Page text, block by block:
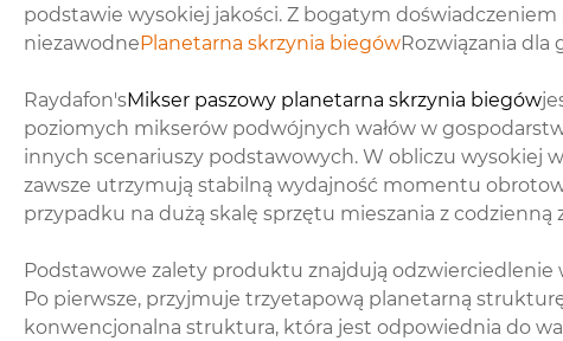
podstawie wysokiej jakości. Z bogatym
niezawodne Planetarna skrzynia biegówRozwiązania
Raydafon'sMikser paszowy planetarna skrzynia biegów
poziomych mikserów podwójnych wałów w
innych scenariuszy podstawowych. W obliczu wysokiej
zawsze utrzymują stabilną wydajność momentu
przypadku na dużą skalę sprzętu mieszania z
Podstawowe zalety produktu znajdują odzwierciedlenie
Po pierwsze, przyjmuje trzyetapową planetarną
konwencjonalna struktura, która jest odpowiednia do